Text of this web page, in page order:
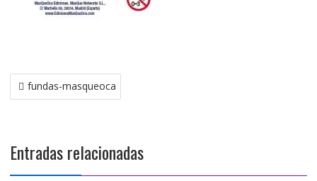
Navegación
de
fundas-masqueoca
Entradas relacionadas